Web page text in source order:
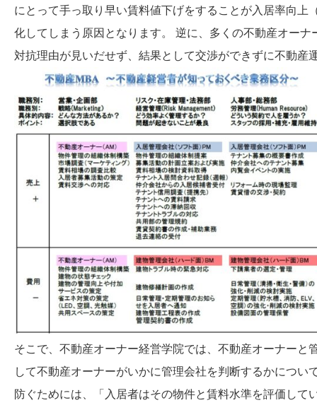
にとって手っ取り早い賃料値下げをすることが入居率向
化してしまう原因となります。 逆に、多くの不動産オー
対抗理由が見いだせず、結果として交渉ができずに不動産
そこで、不動産オーナー経営学院では、不動産オーナー
して不動産オーナーがいかに管理会社を判断するかにつ
防ぐためには、「入居者はその物件と賃料水準を評価し